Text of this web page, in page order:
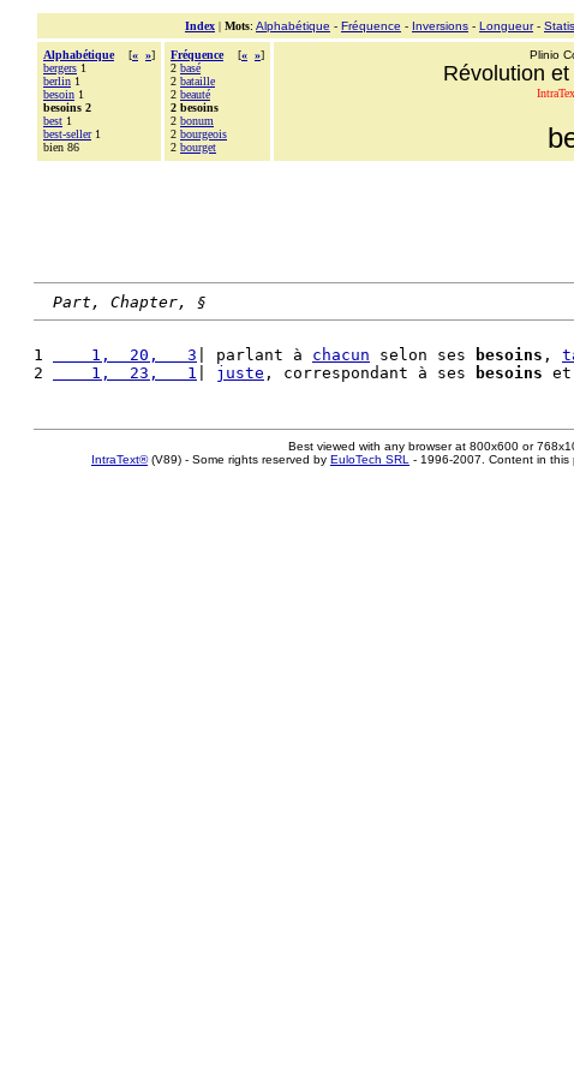
Index | Mots: Alphabétique - Fréquence - Inversions - Longueur-
Alphabétique [« »]
bergers 1
berlin 1
besoin 1
besoins 2
best 1
best-seller1
bien 86
Fréquence [« »]
2 basé
2 bataille
2 beauté
2 besoins
2 bonum
2 bourgeois
2 bourget
Plinio
Révolution
Part, Chapter, §
1
    1,  20,   3
| parlant à chacun selon ses besoins ,
2
    1,  23,   1
juste , correspondant à ses besoins et
Best viewed with any browser at 800x600 or
IntraText®(V89) - Some rights reserved by EuloTech SRL - 1996-2007. Content in this